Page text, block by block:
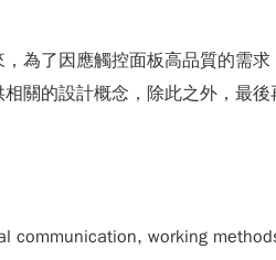
為了因應觸控面板高品質的需
關的設計概念，除此之外，最
working